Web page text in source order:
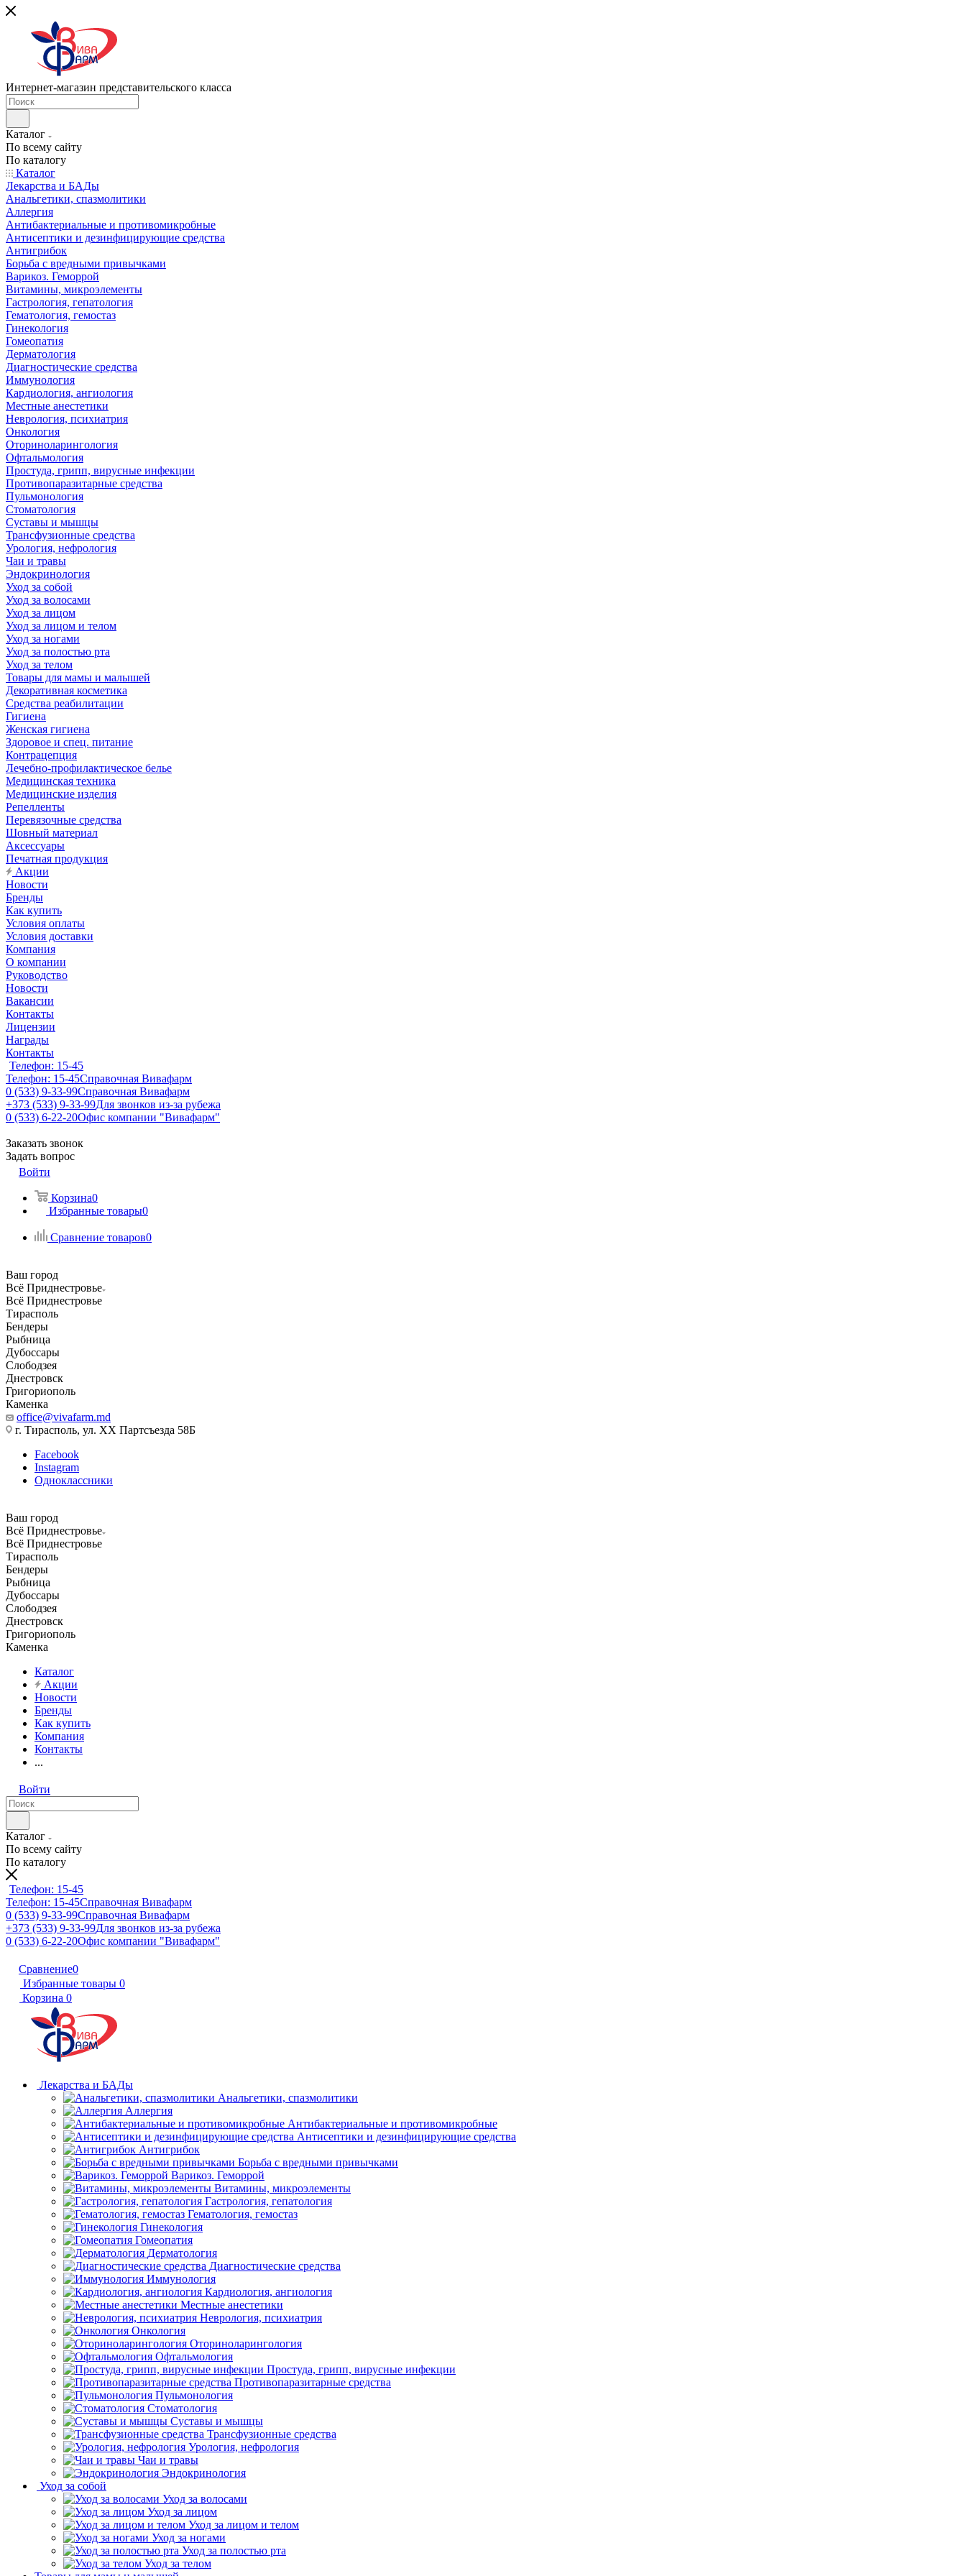
Интернет-магазин представительского класса
Каталог
По всему сайту
По каталогу
Каталог
Лекарства и БАДы
Анальгетики, спазмолитики
Аллергия
Антибактериальные и противомикробные
Антисептики и дезинфицирующие средства
Антигрибок
Борьба с вредными привычками
Варикоз. Геморрой
Витамины, микроэлементы
Гастрология, гепатология
Гематология, гемостаз
Гинекология
Гомеопатия
Дерматология
Диагностические средства
Иммунология
Кардиология, ангиология
Местные анестетики
Неврология, психиатрия
Онкология
Оториноларингология
Офтальмология
Простуда, грипп, вирусные инфекции
Противопаразитарные средства
Пульмонология
Стоматология
Суставы и мышцы
Трансфузионные средства
Урология, нефрология
Чаи и травы
Эндокринология
Уход за собой
Уход за волосами
Уход за лицом
Уход за лицом и телом
Уход за ногами
Уход за полостью рта
Уход за телом
Товары для мамы и малышей
Декоративная косметика
Средства реабилитации
Гигиена
Женская гигиена
Здоровое и спец. питание
Контрацепция
Лечебно-профилактическое белье
Медицинская техника
Медицинские изделия
Репелленты
Перевязочные средства
Шовный материал
Аксессуары
Печатная продукция
Акции
Новости
Бренды
Как купить
Условия оплаты
Условия доставки
Компания
О компании
Руководство
Новости
Вакансии
Контакты
Лицензии
Награды
Контакты
Телефон: 15-45
Телефон: 15-45Справочная Вивафарм
0 (533) 9-33-99Справочная Вивафарм
+373 (533) 9-33-99Для звонков из-за рубежа
0 (533) 6-22-20Офис компании "Вивафарм"
Заказать звонок
Задать вопрос
Войти
Корзина0
Избранные товары0
Сравнение товаров0
Ваш город
Всё Приднестровье
Всё Приднестровье
Тирасполь
Бендеры
Рыбница
Дубоссары
Слободзея
Днестровск
Григориополь
Каменка
office@vivafarm.md
г. Тирасполь, ул. ХХ Партсъезда 58Б
Facebook
Instagram
Одноклассники
Ваш город
Всё Приднестровье
Всё Приднестровье
Тирасполь
Бендеры
Рыбница
Дубоссары
Слободзея
Днестровск
Григориополь
Каменка
Каталог
Акции
Новости
Бренды
Как купить
Компания
Контакты
...
Войти
Каталог
По всему сайту
По каталогу
Телефон: 15-45
Телефон: 15-45Справочная Вивафарм
0 (533) 9-33-99Справочная Вивафарм
+373 (533) 9-33-99Для звонков из-за рубежа
0 (533) 6-22-20Офис компании "Вивафарм"
Сравнение0
Избранные товары 0
Корзина 0
Лекарства и БАДы
Анальгетики, спазмолитики
Аллергия
Антибактериальные и противомикробные
Антисептики и дезинфицирующие средства
Антигрибок
Борьба с вредными привычками
Варикоз. Геморрой
Витамины, микроэлементы
Гастрология, гепатология
Гематология, гемостаз
Гинекология
Гомеопатия
Дерматология
Диагностические средства
Иммунология
Кардиология, ангиология
Местные анестетики
Неврология, психиатрия
Онкология
Оториноларингология
Офтальмология
Простуда, грипп, вирусные инфекции
Противопаразитарные средства
Пульмонология
Стоматология
Суставы и мышцы
Трансфузионные средства
Урология, нефрология
Чаи и травы
Эндокринология
Уход за собой
Уход за волосами
Уход за лицом
Уход за лицом и телом
Уход за ногами
Уход за полостью рта
Уход за телом